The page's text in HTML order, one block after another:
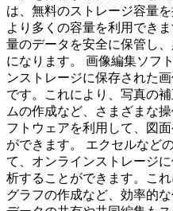
は、無料のストレージ容量
より多くの容量を利用でき
量のデータを安全に保管し
になります。 画像編集ソフ
ンストレージに保存された
です。これにより、写真の
ムの作成など、さまざまな
フトウェアを利用して、図
ができます。 エクセルなど
て、オンラインストレージ
析することができます。こ
グラフの作成など、効率的